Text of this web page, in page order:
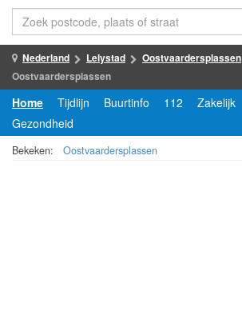
Nederland Lelystad
Oostvaardersplassen
Oostvaardersplassen
Home Tijdlijn Buurtinfo 112 Zakelijk
Gezondheid
Bekeken: Oostvaardersplassen